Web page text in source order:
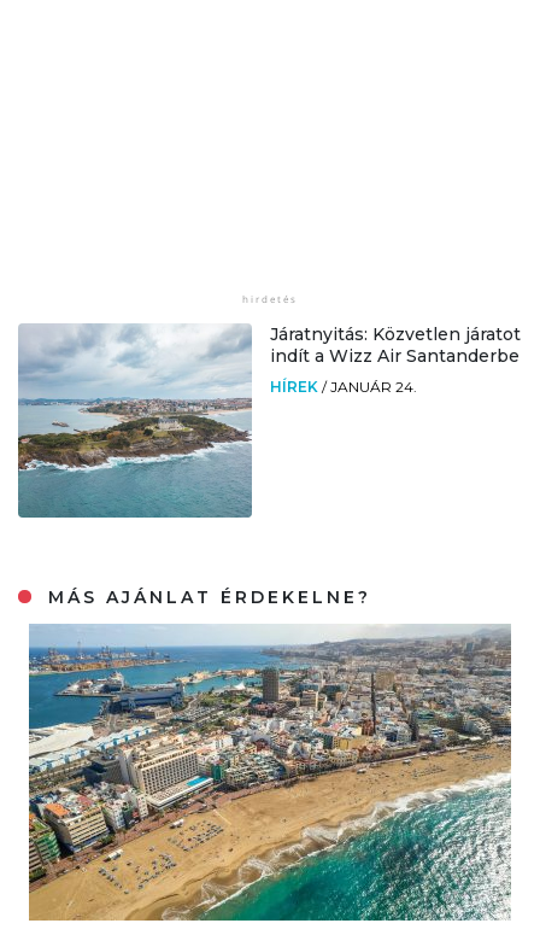
Járatnyitás: Közvetlen járatot
indít a Wizz Air Santanderbe
HÍREK /JANUÁR 24.
MÁS AJÁNLAT ÉRDEKELNE?